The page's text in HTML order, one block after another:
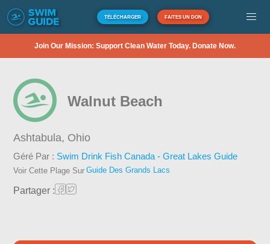
TÉLÉCHARGER FAITES UN DON
Join Our Mission: Support Clean Water Today. Donate Now.
Walnut Beach
Ashtabula, Ohio
Géré Par : Swim Drink Fish Canada - Great Lakes Guide
Voir Cette Plage Sur Guide Des Grands Lacs
Partager :